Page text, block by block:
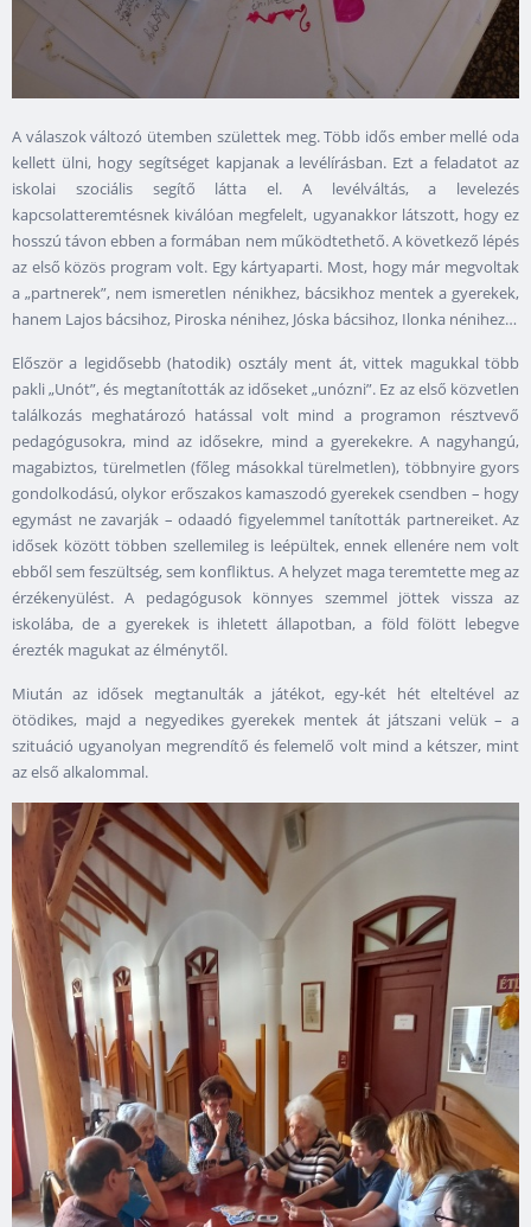
A válaszok változó ütemben születtek meg. Több idős ember mellé oda
kellett ülni, hogy segítséget kapjanak a levélírásban. Ezt a feladatot az
iskolai szociális segítő látta el. A levélváltás, a levelezés
kapcsolatteremtésnek kiválóan megfelelt, ugyanakkor látszott, hogy ez
hosszú távon ebben a formában nem működtethető. A következő lépés
az első közös program volt. Egy kártyaparti. Most, hogy már megvoltak
a „partnerek”, nem ismeretlen nénikhez, bácsikhoz mentek a gyerekek,
hanem Lajos bácsihoz, Piroska nénihez, Jóska bácsihoz, Ilonka nénihez…
Először a legidősebb (hatodik) osztály ment át, vittek magukkal több
pakli „Unót”, és megtanították az időseket „unózni”. Ez az első közvetlen
találkozás meghatározó hatással volt mind a programon résztvevő
pedagógusokra, mind az idősekre, mind a gyerekekre. A nagyhangú,
magabiztos, türelmetlen (főleg másokkal türelmetlen), többnyire gyors
gondolkodású, olykor erőszakos kamaszodó gyerekek csendben – hogy
egymást ne zavarják – odaadó figyelemmel tanították partnereiket. Az
idősek között többen szellemileg is leépültek, ennek ellenére nem volt
ebből sem feszültség, sem konfliktus. A helyzet maga teremtette meg az
érzékenyülést. A pedagógusok könnyes szemmel jöttek vissza az
iskolába, de a gyerekek is ihletett állapotban, a föld fölött lebegve
érezték magukat az élménytől.
Miután az idősek megtanulták a játékot, egy-két hét elteltével az
ötödikes, majd a negyedikes gyerekek mentek át játszani velük – a
szituáció ugyanolyan megrendítő és felemelő volt mind a kétszer, mint
az első alkalommal.